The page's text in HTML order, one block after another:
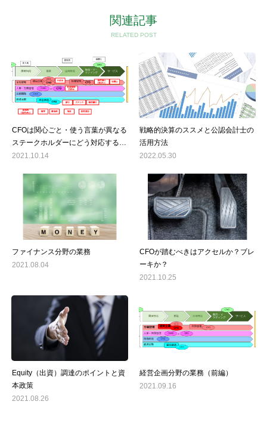
関連記事
RELATED POST
CFOは関心ごと・使う言葉が異なる
ステークホルダーにどう対応するの
か
2021.10.14
戦略的決算のススメと公認会計士の
活用方法
2022.05.30
ファイナンス分野の業務
2021.08.04
CFOが踏むべきはアクセルか？ブレ
ーキか？
2021.10.25
Equity（出資）調達のポイントと資
本政策
2021.08.26
経営企画分野の業務（前編）
2021.09.16